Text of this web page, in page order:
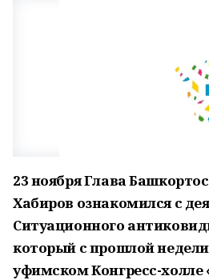
23 ноября Глава
Хабиров ознакомился с
Ситуационного
который с прошлой
уфимском Конгресс-холле